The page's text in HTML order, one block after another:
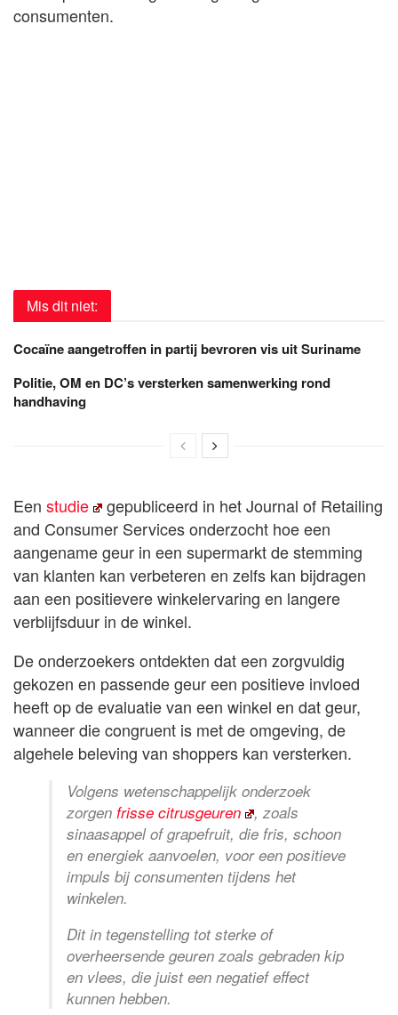
consumenten.
Mis dit niet:
Cocaïne aangetroffen in partij bevroren vis uit Suriname
Politie, OM en DC’s versterken samenwerking rond
handhaving
Een studie
gepubliceerd in het Journal of Retailing
and Consumer Services onderzocht hoe een
aangename geur in een supermarkt de stemming
van klanten kan verbeteren en zelfs kan bijdragen
aan een positievere winkelervaring en langere
verblijfsduur in de winkel.
De onderzoekers ontdekten dat een zorgvuldig
gekozen en passende geur een positieve invloed
heeft op de evaluatie van een winkel en dat geur,
wanneer die congruent is met de omgeving, de
algehele beleving van shoppers kan versterken.
Volgens wetenschappelijk onderzoek
zorgen frisse citrusgeuren
, zoals
sinaasappel of grapefruit, die fris, schoon
en energiek aanvoelen, voor een positieve
impuls bij consumenten tijdens het
winkelen.
Dit in tegenstelling tot sterke of
overheersende geuren zoals gebraden kip
en vlees, die juist een negatief effect
kunnen hebben.